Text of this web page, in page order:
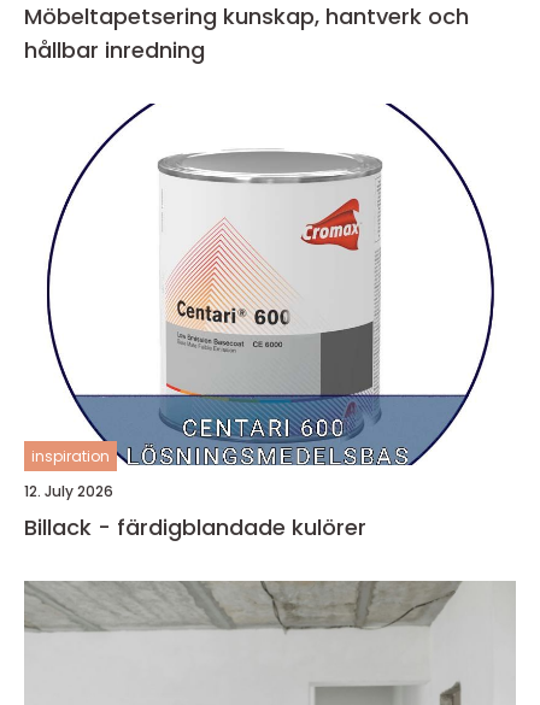
Möbeltapetsering kunskap, hantverk och
hållbar inredning
inspiration
12. July 2026
Billack - färdigblandade kulörer